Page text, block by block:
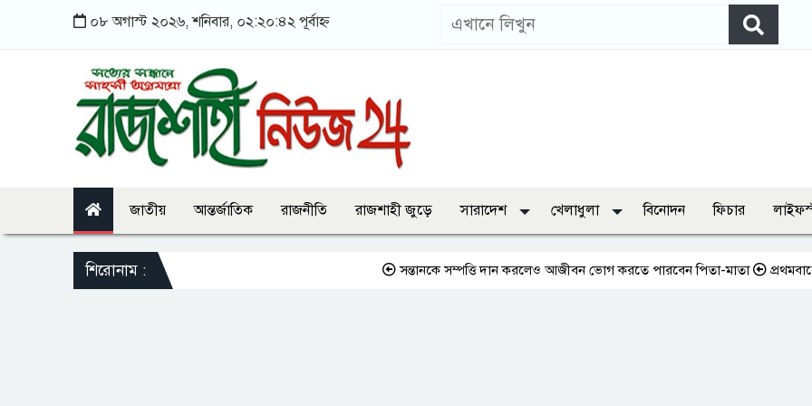
০৮ অগাস্ট ২০২৬, শনিবার, ০২:২০:৪২ পূর্বাহ্ন
জাতীয় আন্তর্জাতিক রাজনীতি রাজশাহী জুড়ে সারাদেশ খেলাধুলা বিনোদন ফিচার
শিরোনাম : সন্তানকে সম্পত্তি দান করলেও আজীবন ভোগ করতে পারবেন পিতা-মাতা প্রথমবারের মতো